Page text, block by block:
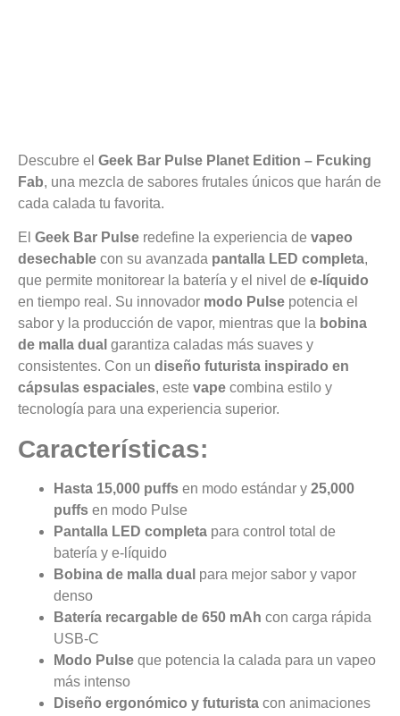
Descubre el Geek Bar Pulse Planet Edition – Fcuking
Fab, una mezcla de sabores frutales únicos que harán de
cada calada tu favorita.
El Geek Bar Pulse redefine la experiencia de vapeo
desechable con su avanzada pantalla LED completa,
que permite monitorear la batería y el nivel de e-líquido
en tiempo real. Su innovador modo Pulse potencia el
sabor y la producción de vapor, mientras que la bobina
de malla dual garantiza caladas más suaves y
consistentes. Con un diseño futurista inspirado en
cápsulas espaciales, este vape combina estilo y
tecnología para una experiencia superior.
Características:
Hasta 15,000 puffs en modo estándar y 25,000
puffs en modo Pulse
Pantalla LED completa para control total de
batería y e-líquido
Bobina de malla dual para mejor sabor y vapor
denso
Batería recargable de 650 mAh con carga rápida
USB-C
Modo Pulse que potencia la calada para un vapeo
más intenso
Diseño ergonómico y futurista con animaciones